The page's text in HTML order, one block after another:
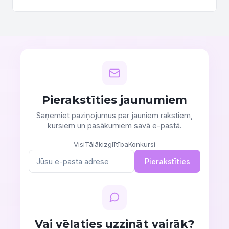
Pierakstīties jaunumiem
Saņemiet paziņojumus par jauniem rakstiem,
kursiem un pasākumiem savā e-pastā.
VisiTālākizglītībaKonkursi
Pierakstīties
Vai vēlaties uzzināt vairāk?